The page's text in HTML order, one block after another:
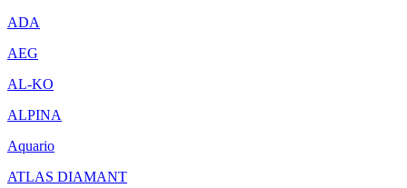
ADA
AEG
AL-KO
ALPINA
Aquario
ATLAS DIAMANT